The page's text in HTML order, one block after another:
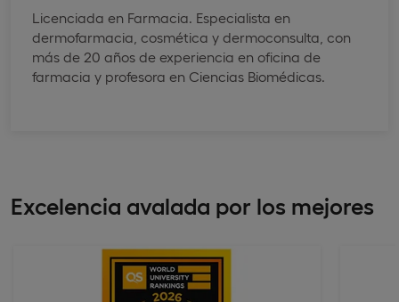
Licenciada en Farmacia. Especialista en
dermofarmacia, cosmética y dermoconsulta, con
más de 20 años de experiencia en oficina de
farmacia y profesora en Ciencias Biomédicas.
Excelencia avalada por los mejores